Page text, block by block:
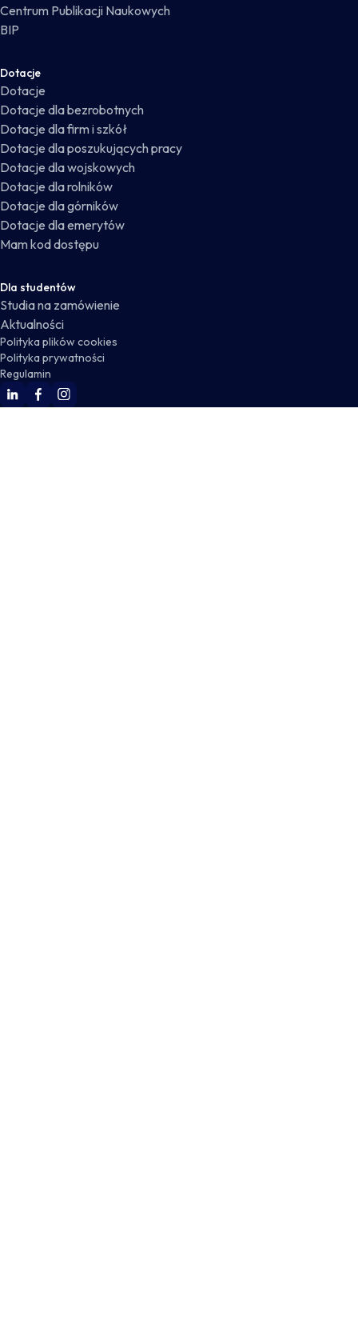
Centrum Publikacji Naukowych
BIP
Dotacje
Dotacje
Dotacje dla bezrobotnych
Dotacje dla firm i szkół
Dotacje dla poszukujących pracy
Dotacje dla wojskowych
Dotacje dla rolników
Dotacje dla górników
Dotacje dla emerytów
Mam kod dostępu
Dla studentów
Studia na zamówienie
Aktualności
Polityka plików cookies
Polityka prywatności
Regulamin
WSKZ Linkedin
WSKZ Facebook
WSKZ Instagram